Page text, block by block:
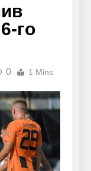
го
0 1 Mins